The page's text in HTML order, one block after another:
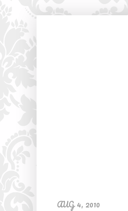
AUG 4, 2010